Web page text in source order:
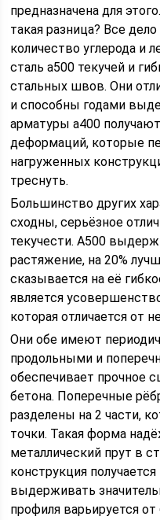
предназначена для
такая разница? Все
количество углерода и
сталь а500 текучей и
стальных швов. Они
и способны годами
арматуры а400
деформаций, которые
нагруженных
треснуть.
Большинство других
сходны, серьёзное
текучести. А500
растяжение, на 20%
сказывается на её
является
которая отличается от
Они обе имеют
продольными и
обеспечивает прочное
бетона. Поперечные
разделены на 2 части,
точки. Такая форма
металлический прут в
конструкция
выдерживать
профиля варьируется